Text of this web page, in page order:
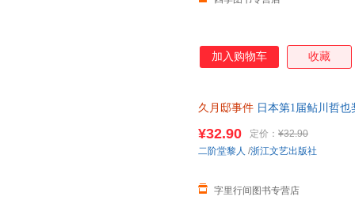
加入购物车 收藏
久月邸事件 日本第1届鲇川哲
¥32.90 定价： ¥32.90
字里行间图书专营店
二阶堂黎人 /浙江文艺出版社